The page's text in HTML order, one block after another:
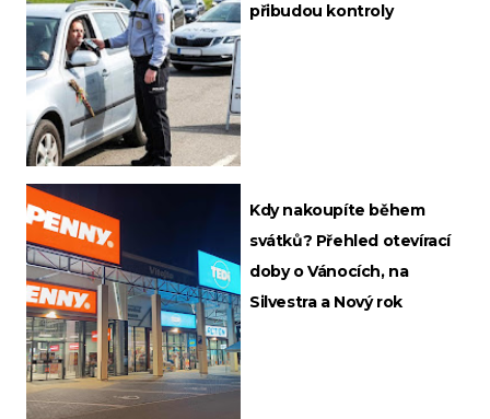
přibudou kontroly
Kdy nakoupíte během
svátků? Přehled otevírací
doby o Vánocích, na
Silvestra a Nový rok